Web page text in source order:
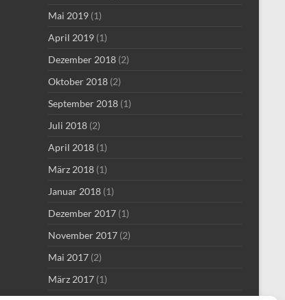
Mai 2019 (1)
April 2019 (1)
Dezember 2018 (2)
Oktober 2018 (2)
September 2018 (1)
Juli 2018 (2)
April 2018 (1)
März 2018 (1)
Januar 2018 (1)
Dezember 2017 (1)
November 2017 (2)
Mai 2017 (2)
März 2017 (1)